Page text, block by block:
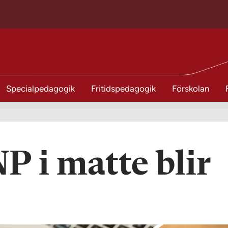
Specialpedagogik Fritidspedagogik Förskolan
i matte blir